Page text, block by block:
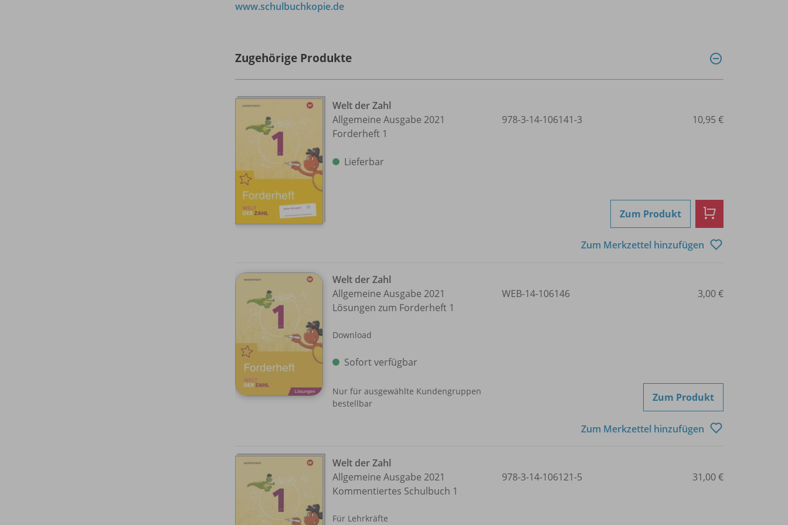
www.schulbuchkopie.de
Zugehörige Produkte
Welt der Zahl
Allgemeine Ausgabe 2021
Forderheft 1
Lieferbar
978-3-14-106141-3 10,95 €
Zum Produkt
Zum Merkzettel hinzufügen
Welt der Zahl
Allgemeine Ausgabe 2021
Lösungen zum Forderheft 1
Download
Sofort verfügbar
Nur für ausgewählte Kundengruppen
bestellbar
WEB-14-106146 3,00 €
Zum Produkt
Zum Merkzettel hinzufügen
Welt der Zahl
Allgemeine Ausgabe 2021
Kommentiertes Schulbuch 1
Für Lehrkräfte
978-3-14-106121-5 31,00 €